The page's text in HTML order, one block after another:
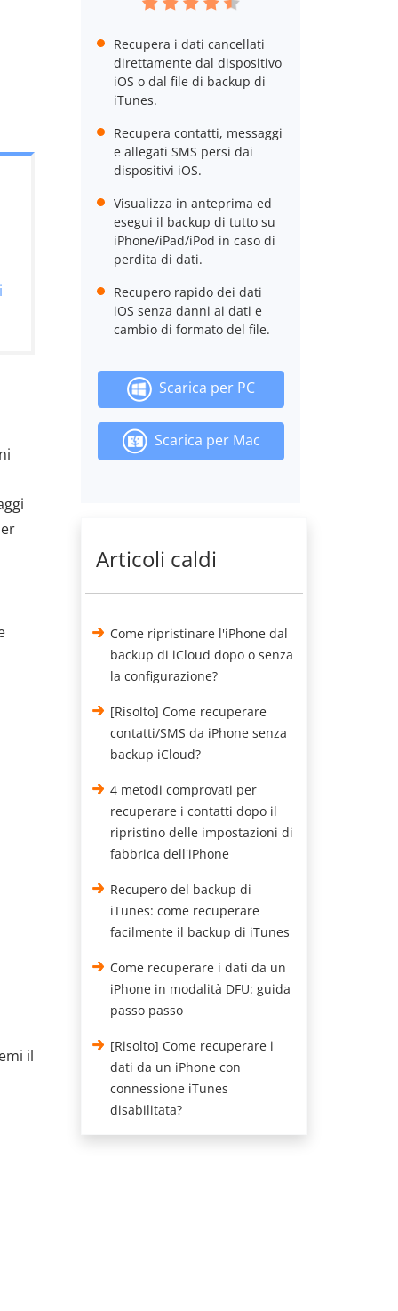
il
Recupera i dati cancellati
direttamente dal dispositivo
iOS o dal file di backup di
iTunes.
Recupera contatti, messaggi
e allegati SMS persi dai
dispositivi iOS.
Visualizza in anteprima ed
esegui il backup di tutto su
iPhone/iPad/iPod in caso di
perdita di dati.
Recupero rapido dei dati
iOS senza danni ai dati e
cambio di formato del file.
Scarica per PC
Scarica per Mac
Articoli caldi
Come ripristinare l'iPhone dal
backup di iCloud dopo o senza
la configurazione?
[Risolto] Come recuperare
contatti/SMS da iPhone senza
backup iCloud?
4 metodi comprovati per
recuperare i contatti dopo il
ripristino delle impostazioni di
fabbrica dell'iPhone
Recupero del backup di
iTunes: come recuperare
facilmente il backup di iTunes
Come recuperare i dati da un
iPhone in modalità DFU: guida
passo passo
[Risolto] Come recuperare i
dati da un iPhone con
connessione iTunes
disabilitata?